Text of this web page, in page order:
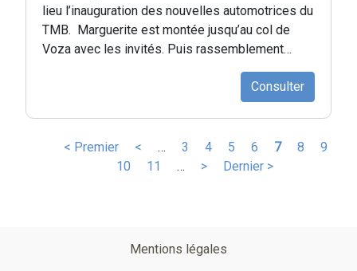
lieu l’inauguration des nouvelles automotrices du
TMB. Marguerite est montée jusqu’au col de
Voza avec les invités. Puis rassemblement…
Consulter
Pagination
Première
< Premier
Page
précédente
< … Page
3 Page
4 Page
5 Page
6
Page
7 Page
8 Page
9
Page
10 Page
11 …
Page
>
Dernière
Dernier >
Mentions légales